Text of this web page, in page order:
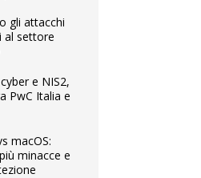
gli attacchi
al settore
e NIS2,
PwC Italia e
macOS:
minacce e